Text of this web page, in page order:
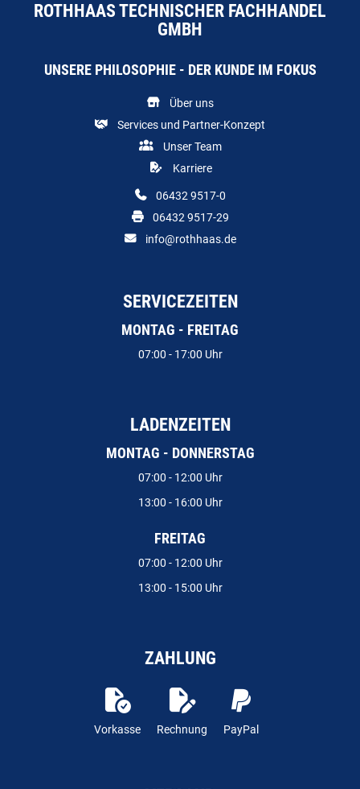
ROTHHAAS TECHNISCHER FACHHANDEL
GMBH
UNSERE PHILOSOPHIE - DER KUNDE IM FOKUS
Über uns
Services und Partner-Konzept
Unser Team
Karriere
06432 9517-0
06432 9517-29
info@rothhaas.de
SERVICEZEITEN
MONTAG - FREITAG
07:00 - 17:00 Uhr
LADENZEITEN
MONTAG - DONNERSTAG
07:00 - 12:00 Uhr
13:00 - 16:00 Uhr
FREITAG
07:00 - 12:00 Uhr
13:00 - 15:00 Uhr
ZAHLUNG
Vorkasse Rechnung PayPal